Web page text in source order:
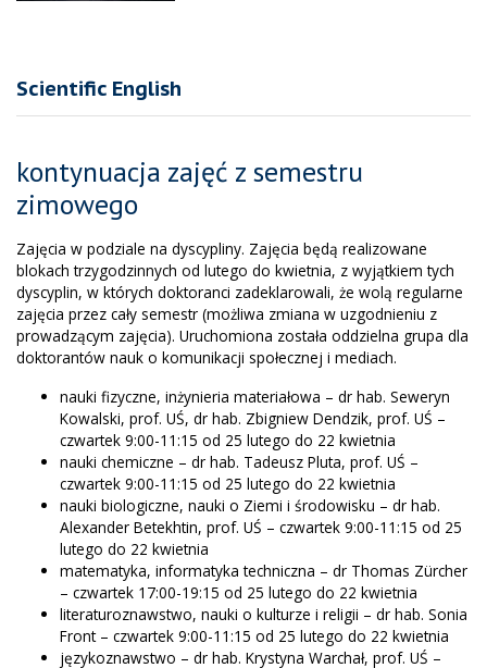
Scientific English
kontynuacja zajęć z semestru
zimowego
Zajęcia w podziale na dyscypliny. Zajęcia będą realizowane
blokach trzygodzinnych od lutego do kwietnia, z wyjątkiem tych
dyscyplin, w których doktoranci zadeklarowali, że wolą regularne
zajęcia przez cały semestr (możliwa zmiana w uzgodnieniu z
prowadzącym zajęcia). Uruchomiona została oddzielna grupa dla
doktorantów nauk o komunikacji społecznej i mediach.
nauki fizyczne, inżynieria materiałowa – dr hab. Seweryn
Kowalski, prof. UŚ, dr hab. Zbigniew Dendzik, prof. UŚ –
czwartek 9:00-11:15 od 25 lutego do 22 kwietnia
nauki chemiczne – dr hab. Tadeusz Pluta, prof. UŚ –
czwartek 9:00-11:15 od 25 lutego do 22 kwietnia
nauki biologiczne, nauki o Ziemi i środowisku – dr hab.
Alexander Betekhtin, prof. UŚ – czwartek 9:00-11:15 od 25
lutego do 22 kwietnia
matematyka, informatyka techniczna – dr Thomas Zürcher
– czwartek 17:00-19:15 od 25 lutego do 22 kwietnia
literaturoznawstwo, nauki o kulturze i religii – dr hab. Sonia
Front – czwartek 9:00-11:15 od 25 lutego do 22 kwietnia
językoznawstwo – dr hab. Krystyna Warchał, prof. UŚ –